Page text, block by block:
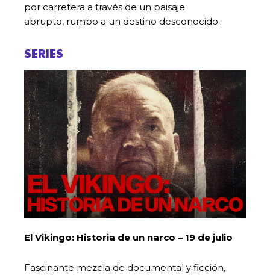
por carretera a través de un paisaje
abrupto, rumbo a un destino desconocido.
SERIES
El Vikingo: Historia de un narco – 19 de julio
Fascinante mezcla de documental y ficción,